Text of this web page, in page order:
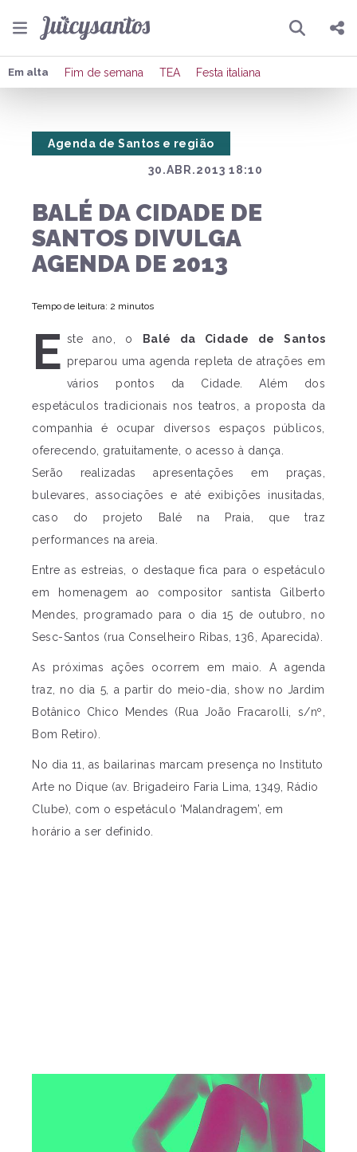
Pesquisar
Compartilhar
Publicar no X
Em alta Fim de semana TEA Festa italiana
30.ABR.2013 18:10
Agenda de Santos e região
BALÉ DA CIDADE DE
SANTOS DIVULGA
AGENDA DE 2013
Tempo de leitura: 2 minutos
E ste ano, o
Balé da Cidade de Santos
preparou uma agenda repleta de atrações em
vários pontos da Cidade. Além dos
espetáculos tradicionais nos teatros, a proposta da
companhia é ocupar diversos espaços públicos,
oferecendo, gratuitamente, o acesso à dança.
Serão realizadas apresentações em praças,
bulevares, associações e até exibições inusitadas,
caso do projeto Balé na Praia, que traz
performances na areia.
Entre as estreias, o destaque fica para o espetáculo
em homenagem ao compositor santista Gilberto
Mendes, programado para o dia 15 de outubro, no
Sesc-Santos (rua Conselheiro Ribas, 136, Aparecida).
As próximas ações ocorrem em maio. A agenda
traz, no dia 5, a partir do meio-dia, show no Jardim
Botânico Chico Mendes (Rua João Fracarolli, s/nº,
Bom Retiro).
No dia 11, as bailarinas marcam presença no Instituto
Arte no Dique (av. Brigadeiro Faria Lima, 1349, Rádio
Clube), com o espetáculo ‘Malandragem’, em
horário a ser definido.